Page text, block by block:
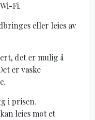
Fi.
eller leies av
det er mulig å
er vaske
i prisen.
leies mot et